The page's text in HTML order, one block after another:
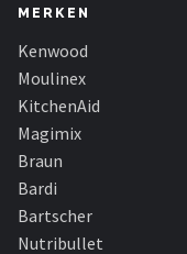
MERKEN
Kenwood
Moulinex
KitchenAid
Magimix
Braun
Bardi
Bartscher
Nutribullet